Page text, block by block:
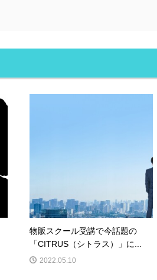
物販スクール受講で今話題の
「CITRUS（シトラス）」に...
2022.05.10